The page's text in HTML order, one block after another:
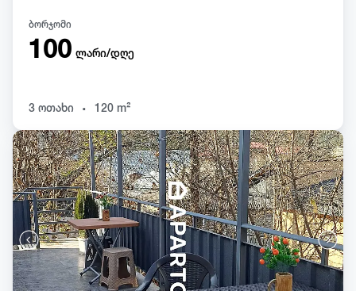
ბორჯომი
100 ლარი/დღე
3 ოთახი . 120 m²